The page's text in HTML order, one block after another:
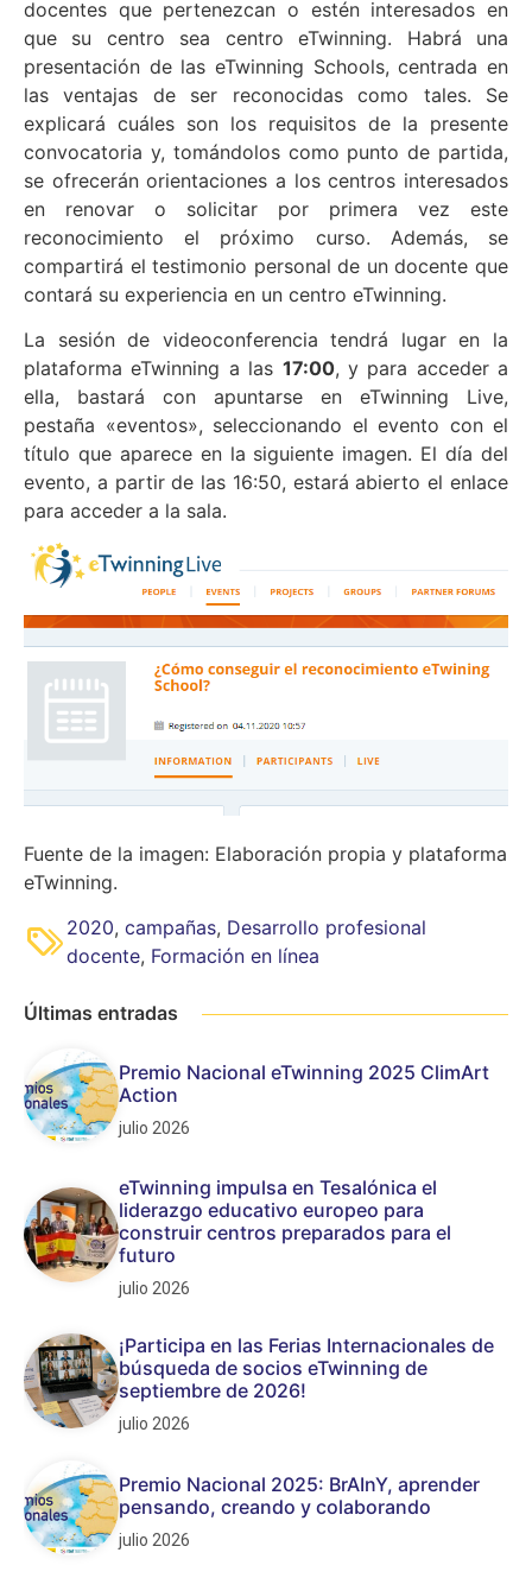
docentes que pertenezcan o estén interesados en
que su centro sea centro eTwinning. Habrá una
presentación de las eTwinning Schools, centrada en
las ventajas de ser reconocidas como tales. Se
explicará cuáles son los requisitos de la presente
convocatoria y, tomándolos como punto de partida,
se ofrecerán orientaciones a los centros interesados
en renovar o solicitar por primera vez este
reconocimiento el próximo curso. Además, se
compartirá el testimonio personal de un docente que
contará su experiencia en un centro eTwinning.
La sesión de videoconferencia tendrá lugar en la
plataforma eTwinning a las 17:00, y para acceder a
ella, bastará con apuntarse en eTwinning Live,
pestaña «eventos», seleccionando el evento con el
título que aparece en la siguiente imagen. El día del
evento, a partir de las 16:50, estará abierto el enlace
para acceder a la sala.
Fuente de la imagen: Elaboración propia y plataforma
eTwinning.
2020, campañas, Desarrollo profesional
docente, Formación en línea
Últimas entradas
Premio Nacional eTwinning 2025 ClimArt
Action
julio 2026
eTwinning impulsa en Tesalónica el
liderazgo educativo europeo para
construir centros preparados para el
futuro
julio 2026
¡Participa en las Ferias Internacionales de
búsqueda de socios eTwinning de
septiembre de 2026!
julio 2026
Premio Nacional 2025: BrAInY, aprender
pensando, creando y colaborando
julio 2026